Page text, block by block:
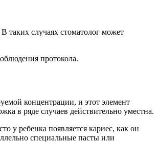
таких случаях стоматолог может
протокола.
концентрации, и этот элемент
в ряде случаев действительно уместна.
у ребенка появляется кариес, как он
специальные пасты или